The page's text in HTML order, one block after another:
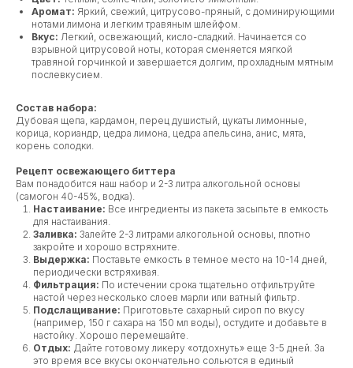
Аромат: Яркий, свежий, цитрусово-пряный, с доминирующими
нотами лимона и легким травяным шлейфом.
Вкус: Легкий, освежающий, кисло-сладкий. Начинается со
взрывной цитрусовой ноты, которая сменяется мягкой
травяной горчинкой и завершается долгим, прохладным мятным
послевкусием.
Состав набора:
Дубовая щепа, кардамон, перец душистый, цукаты лимонные,
корица, кориандр, цедра лимона, цедра апельсина, анис, мята,
корень солодки.
Рецепт освежающего биттера
Вам понадобится наш набор и 2-3 литра алкогольной основы
(самогон 40-45%, водка).
Настаивание: Все ингредиенты из пакета засыпьте в емкость
для настаивания.
Заливка: Залейте 2-3 литрами алкогольной основы, плотно
закройте и хорошо встряхните.
Выдержка: Поставьте емкость в темное место на 10-14 дней,
периодически встряхивая.
Фильтрация: По истечении срока тщательно отфильтруйте
настой через несколько слоев марли или ватный фильтр.
Подслащивание: Приготовьте сахарный сироп по вкусу
(например, 150 г сахара на 150 мл воды), остудите и добавьте в
настойку. Хорошо перемешайте.
Отдых: Дайте готовому ликеру «отдохнуть» еще 3-5 дней. За
это время все вкусы окончательно сольются в единый